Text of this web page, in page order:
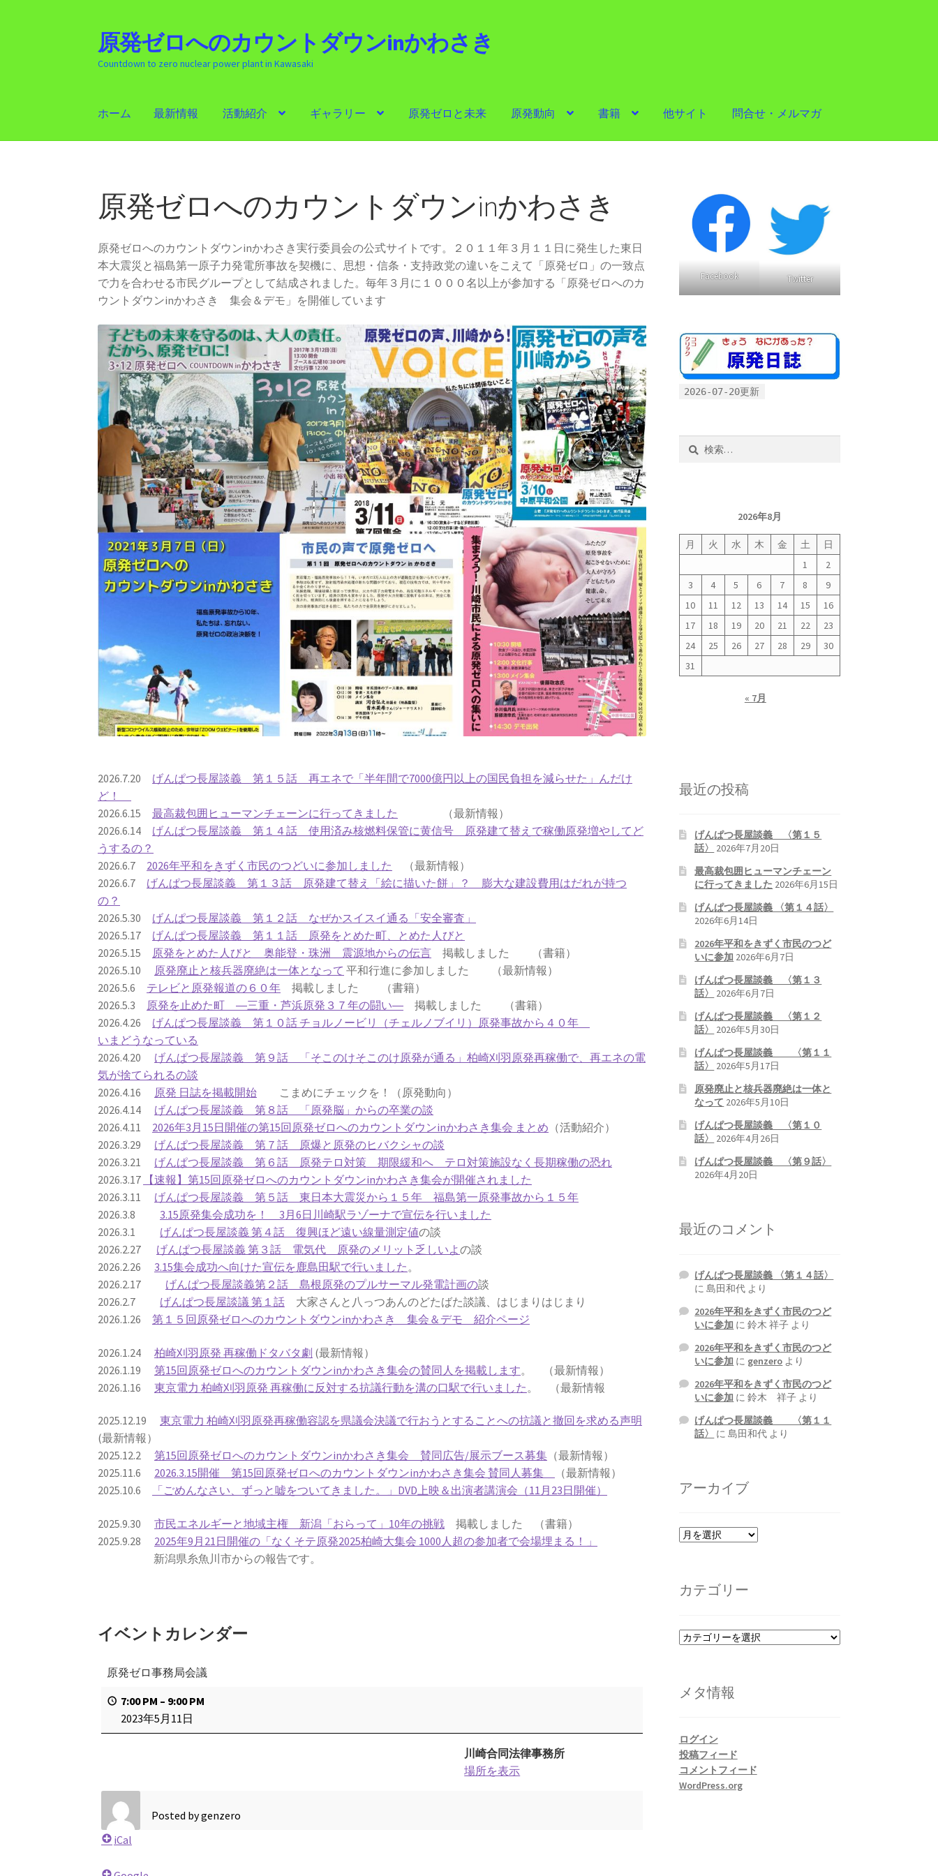
ナ
ビ
ゲ
シ
ン
キ
ッ
コ
ン
テ
ツ
ス
プ
原発ゼロへのカウントダウンinかわさき
Countdown to zero nuclear power plant in Kawasaki
ホーム 最新情報 活動紹介 ギャラリー 原発ゼロと未来 原発動向 書籍 他サイト 問合せ・メルマガ
原発ゼロへのカウントダウンinかわさき
原発ゼロへのカウントダウンinかわさき実行委員会の公式サイトです。２０１１年３月１１日に発生した東日
本大震災と福島第一原子力発電所事故を契機に、思想・信条・支持政党の違いをこえて「原発ゼロ」の一致点
で力を合わせる市民グループとして結成されました。毎年３月に１０００名以上が参加する「原発ゼロへのカ
ウントダウンinかわさき 集会＆デモ」を開催しています
2026.7.20 げんぱつ長屋談義 第１５話 再エネで「半年間で7000億円以上の国民負担を減らせた」んだけ
ど！
2026.6.15最高裁包囲ヒューマンチェーンに行ってきました
（最新情報）
2026.6.14 げんぱつ長屋談義 第１４話 使用済み核燃料保管に黄信号 原発建て替えで稼働原発増やしてど
うするの？
2026.6.7 2026年平和をきずく市民のつどいに参加しました
（最新情報）
2026.6.7 げんぱつ長屋談義 第１３話 原発建て替え「絵に描いた餅」？ 膨大な建設費用はだれが持つ
の？
2026.5.30 げんぱつ長屋談義 第１２話 なぜかスイスイ通る「安全審査」
2026.5.17 げんぱつ長屋談義 第１１話 原発をとめた町、とめた人びと
2026.5.15 原発をとめた人びと 奥能登・珠洲 震源地からの伝言 掲載しました （書籍）
2026.5.10 原発廃止と核兵器廃絶は一体となって 平和行進に参加しました （最新情報）
2026.5.6 テレビと原発報道の６０年 掲載しました （書籍）
2026.5.3 原発を止めた町 ―三重・芦浜原発３７年の闘い― 掲載しました （書籍）
2026.4.26 げんぱつ長屋談義 第１０話 チョルノービリ（チェルノブイリ）原発事故から４０年
いまどうなっている
2026.4.20 げんぱつ長屋談義 第９話 「そこのけそこのけ原発が通る」柏崎刈羽原発再稼働で、再エネの電
気が捨てられるの談
2026.4.16 原発 日誌を掲載開始 こまめにチェックを！（原発動向）
2026.4.14 げんぱつ長屋談義 第８話 「原発脳」からの卒業の談
2026.4.11 2026年3月15日開催の第15回原発ゼロへのカウントダウンinかわさき集会 まとめ （活動紹介）
2026.3.29 げんぱつ長屋談義 第７話 原爆と原発のヒバクシャの談
2026.3.21 げんぱつ長屋談義 第６話 原発テロ対策 期限緩和へ テロ対策施設なく長期稼働の恐れ
2026.3.17
【速報】第15回原発ゼロへのカウントダウンinかわさき集会が開催されました
2026.3.11 げんぱつ長屋談義 第５話 東日本大震災から１５年 福島第一原発事故から１５年
2026.3.83.15原発集会成功を！ 3月6日川崎駅ラゾーナで宣伝を行いました
2026.3.1 げんぱつ長屋談義 第４話 復興ほど遠い線量測定値の談
2026.2.27 げんぱつ長屋談義 第３話 電気代 原発のメリット乏しいよの談
2026.2.263.15集会成功へ向けた宣伝を鹿島田駅で行いました 。
2026.2.17 げんぱつ長屋談義第２話 島根原発のプルサーマル発電計画の談
2026.2.7 げんぱつ長屋談議 第１話 大家さんと八っつあんのどたばた談議、はじまりはじまり
2026.1.26第１５回原発ゼロへのカウントダウンinかわさき 集会＆デモ 紹介ページ
2026.1.24柏崎刈羽原発 再稼働ドタバタ劇 (最新情報）
2026.1.19第15回原発ゼロへのカウントダウンinかわさき集会の賛同人を掲載します。 （最新情報）
2026.1.16東京電力 柏崎刈羽原発 再稼働に反対する抗議行動を溝の口駅で行いました 。 （最新情報
2025.12.19東京電力 柏崎刈羽原発再稼働容認を県議会決議で行おうとすることへの抗議と撤回を求める声明
(最新情報）
2025.12.2第15回原発ゼロへのカウントダウンinかわさき集会 賛同広告/展示ブース募集 （最新情報）
2025.11.6 2026.3.15開催 第15回原発ゼロへのカウントダウンinかわさき集会 賛同人募集
（最新情報）
2025.10.6
「ごめんなさい、ずっと嘘をついてきました。」DVD上映＆出演者講演会（11月23日開催）
2025.9.30市民エネルギーと地域主権 新潟「おらって」10年の挑戦 掲載しました （書籍）
2025.9.28 2025年9月21日開催の「なくそテ原発2025柏崎大集会 1000人超の参加者で会場埋まる！」
新潟県糸魚川市からの報告です。
イベントカレンダー
原発ゼロ事務局会議
7:00 PM – 9:00 PM
2023年5月11日
川崎合同法律事務所
場所を表示
Posted bygenzero
iCal
Facebook Twitter
2026-07-20更新
2026年8月
月 火 水 木 金 土
日
1
2
3
4 5 6 7 8
9
10
11 12 13 14 15
16
17
18 19 20 21 22
23
24
25 26 27 28 29
30
31
« 7月
最近の投稿
げんぱつ長屋談義 〈第１５
話〉
2026年7月20日
最高裁包囲ヒューマンチェーン
に行ってきました 2026年6月15日
げんぱつ長屋談義 〈第１４話〉
2026年6月14日
2026年平和をきずく市民のつど
いに参加 2026年6月7日
げんぱつ長屋談義 〈第１３
話〉
2026年6月7日
げんぱつ長屋談義 〈第１２
話〉
2026年5月30日
げんぱつ長屋談義 〈第１１
話〉
2026年5月17日
原発廃止と核兵器廃絶は一体と
なって 2026年5月10日
げんぱつ長屋談義 〈第１０
話〉
2026年4月26日
げんぱつ長屋談義 〈第９話〉
2026年4月20日
最近のコメント
げんぱつ長屋談義 〈第１４話〉
に島田和代 より
2026年平和をきずく市民のつど
いに参加 に鈴木 祥子 より
2026年平和をきずく市民のつど
いに参加 に genzero より
2026年平和をきずく市民のつど
いに参加 に鈴木 祥子 より
げんぱつ長屋談義 〈第１１
話〉
に島田和代 より
アーカイブ
ア
ブ
カテゴリー
カ
ー
メタ情報
ログイン
投稿フィード
コメントフィード
WordPress.org